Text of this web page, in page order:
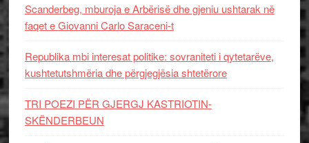
Scanderbeg, mburoja e Arbërisë dhe gjeniu ushtarak në
faqet e Giovanni Carlo Saraceni-t
Republika mbi interesat politike: sovraniteti i qytetarëve,
kushtetutshmëria dhe përgjegjësia shtetërore
TRI POEZI PËR GJERGJ KASTRIOTIN-
SKËNDERBEUN